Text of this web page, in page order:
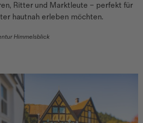
Ritter und Marktleute – perfekt für
hautnah erleben möchten.
Himmelsblick